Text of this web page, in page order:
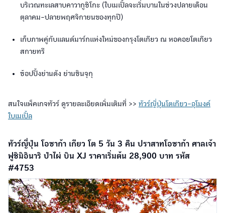
บริเวณทะเลสาบคาวากูชิโกะ (ใบเมเปิ้ลจะเริ่มบานในช่วงปลายเดือน
ตุลาคม-ปลายพฤศจิกายนของทุกปี)
เก็บภาพคู่กับแลนด์มาร์กแห่งใหม่ของกรุงโตเกียว ณ หอคอยโตเกียว
สกายทรี
ช้อปปิ้งย่านดัง ย่านชินจุกุ
สนใจแพ็คเกจทัวร์ ดูรายละเอียดเพิ่มเติมที่ >> ทัวร์ญี่ปุ่นโตเกียว-อุโมงค์
ใบเมเปิ้ล
ทัวร์ญี่ปุ่น โอซาก้า เกียว โต 5 วัน 3 คืน ปราสาทโอซาก้า ศาลเจ้า
ฟูชิมิอินาริ ป่าไผ่ บิน XJ ราคาเริ่มต้น 28,900 บาท รหัส
#4753